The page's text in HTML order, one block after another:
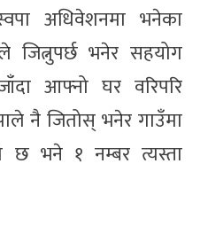
अधिवेशनमा भनेका
जित्नुपर्छ भनेर सहयोग
आफ्नो घर वरिपरि
नै जितोस् भनेर गाउँमा
छ भने १ नम्बर त्यस्ता